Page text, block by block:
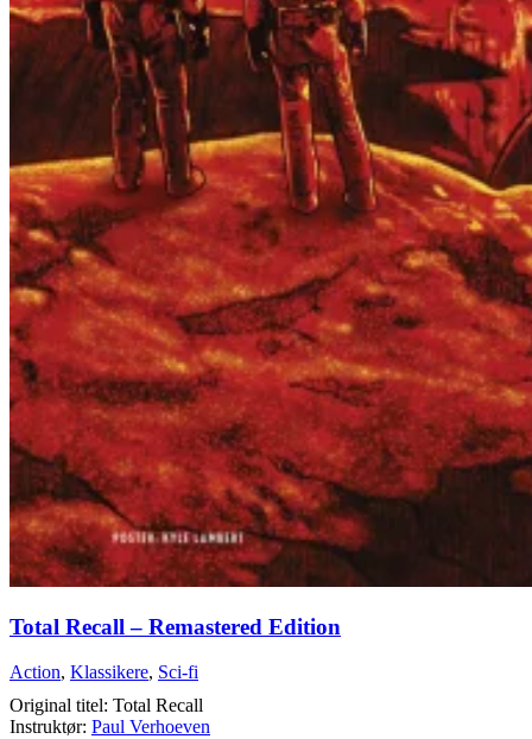
Total Recall – Remastered Edition
Action, Klassikere, Sci-fi
Original titel: Total Recall
Instruktør: Paul Verhoeven